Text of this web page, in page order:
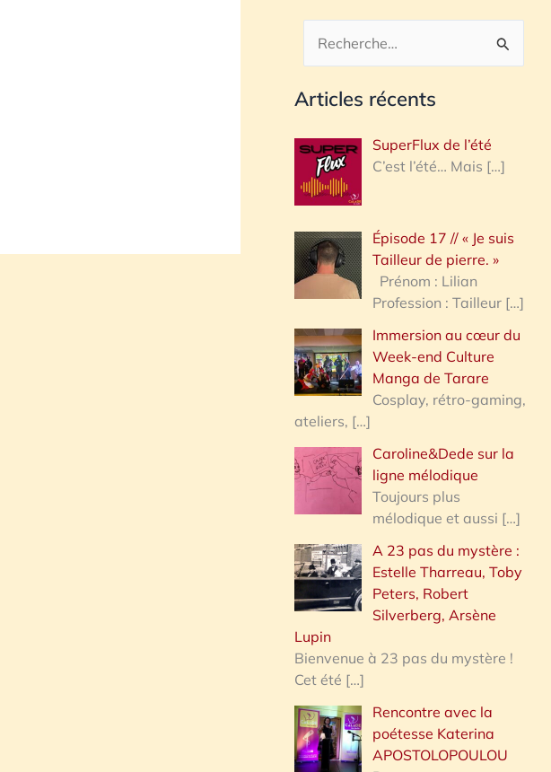
c
h
r
h
e
:
Articles récents
SuperFlux de l’été
C’est l’été… Mais […]
Épisode 17 // « Je suis
Tailleur de pierre. »
Prénom : Lilian
Profession : Tailleur […]
Immersion au cœur du
Week-end Culture
Manga de Tarare
Cosplay, rétro-gaming,
ateliers, […]
Caroline&Dede sur la
ligne mélodique
Toujours plus
mélodique et aussi […]
A 23 pas du mystère :
Estelle Tharreau, Toby
Peters, Robert
Silverberg, Arsène
Lupin
Bienvenue à 23 pas du mystère !
Cet été […]
Rencontre avec la
poétesse Katerina
APOSTOLOPOULOU